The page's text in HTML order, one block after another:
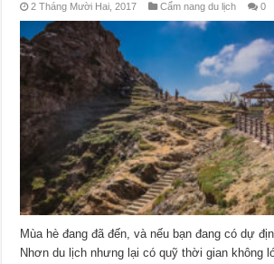
2 Tháng Mười Hai, 2017 Cẩm nang du lịch 0
Mùa hè đang đã đến, và nếu bạn đang có dự
Nhơn du lịch nhưng lại có quỹ thời gian không